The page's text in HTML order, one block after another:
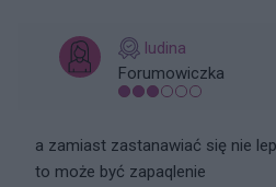
ludina
Forumowiczka
a zamiast zastanawiać się nie
to może być zapaqlenie